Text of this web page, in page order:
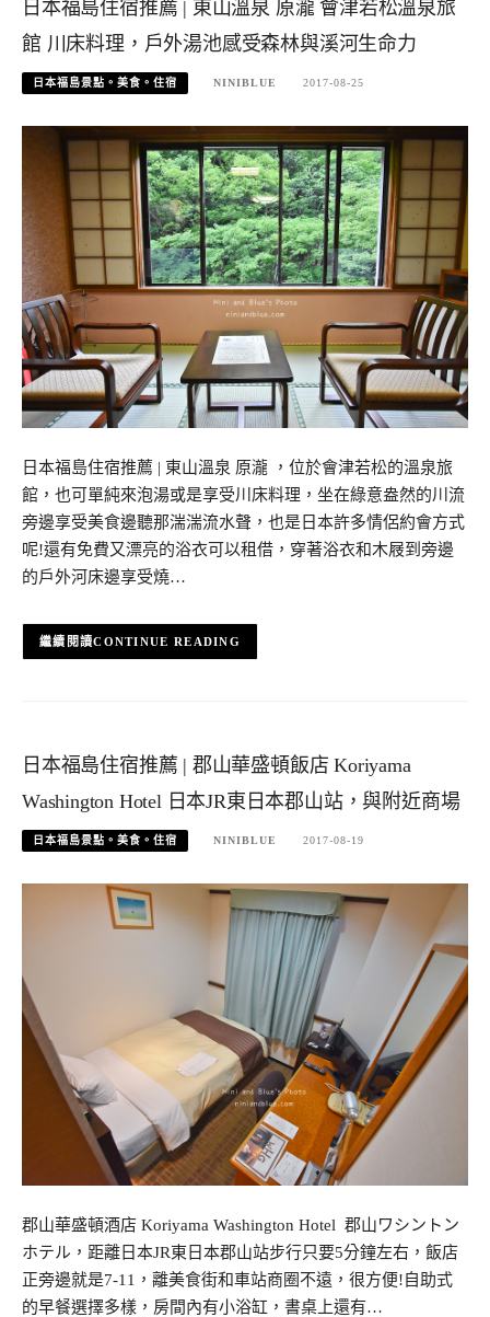
日本福島住宿推薦 | 東山溫泉 原瀧 會津若松溫泉旅
館 川床料理，戶外湯池感受森林與溪河生命力
日本福島景點。美食。住宿 NINIBLUE 2017-08-25
日本福島住宿推薦 | 東山溫泉 原瀧 ，位於會津若松的溫泉旅
館，也可單純來泡湯或是享受川床料理，坐在綠意盎然的川流
旁邊享受美食邊聽那湍湍流水聲，也是日本許多情侶約會方式
呢!還有免費又漂亮的浴衣可以租借，穿著浴衣和木屐到旁邊
的戶外河床邊享受燒…
CONTINUE READING
日本福島住宿推薦 | 郡山華盛頓飯店 Koriyama
Washington Hotel 日本JR東日本郡山站，與附近商場
日本福島景點。美食。住宿 NINIBLUE 2017-08-19
郡山華盛頓酒店 Koriyama Washington Hotel 郡山ワシントン
ホテル，距離日本JR東日本郡山站步行只要5分鐘左右，飯店
正旁邊就是7-11，離美食街和車站商圈不遠，很方便!自助式
的早餐選擇多樣，房間內有小浴缸，書桌上還有…